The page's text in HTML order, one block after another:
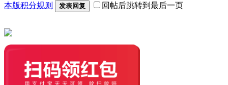
本版积分规则 发表回复 回帖后跳转到最后一页